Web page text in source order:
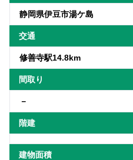
静岡県伊豆市湯ケ島
交通
修善寺駅14.8km
間取り
－
階建
建物面積